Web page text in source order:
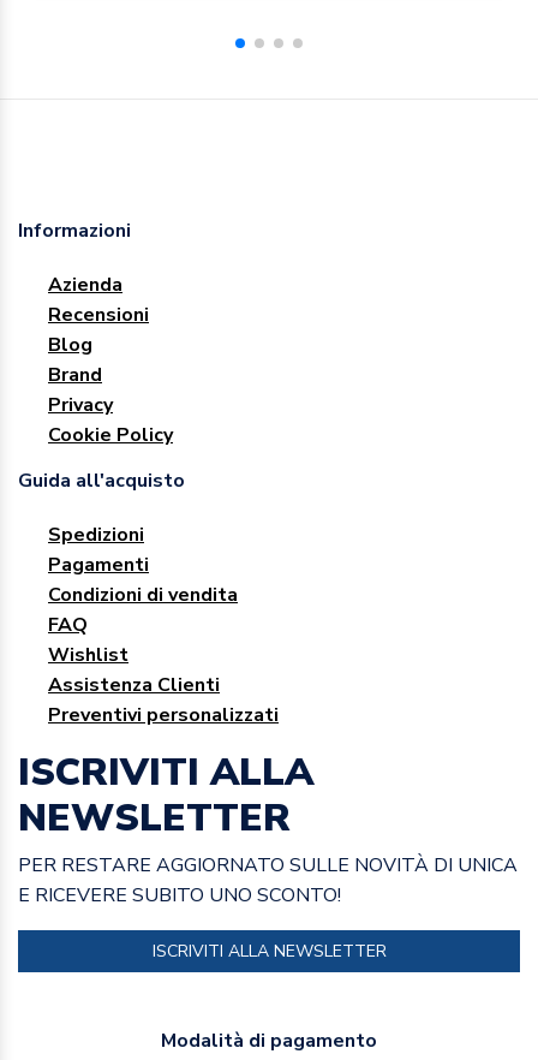
Informazioni
Azienda
Recensioni
Blog
Brand
Privacy
Cookie Policy
Guida all'acquisto
Spedizioni
Pagamenti
Condizioni di vendita
FAQ
Wishlist
Assistenza Clienti
Preventivi personalizzati
ISCRIVITI ALLA
NEWSLETTER
PER RESTARE AGGIORNATO SULLE NOVITÀ DI UNICA
E RICEVERE SUBITO UNO SCONTO!
ISCRIVITI ALLA NEWSLETTER
Modalità di pagamento